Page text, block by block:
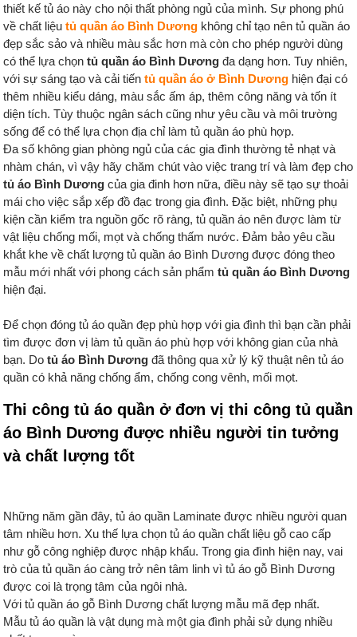
thiết kế tủ áo này cho nội thất phòng ngủ của mình. Sự phong phú
về chất liệutủ quần áo Bình Dương không chỉ tạo nên tủ quần áo
đẹp sắc sảo và nhiều màu sắc hơn mà còn cho phép người dùng
có thể lựa chọntủ quần áo Bình Dương đa dạng hơn. Tuy nhiên,
với sự sáng tạo và cải tiếntủ quần áo ở Bình Dương hiện đại có
thêm nhiều kiểu dáng, màu sắc ấm áp, thêm công năng và tốn ít
diện tích. Tùy thuộc ngân sách cũng như yêu cầu và môi trường
sống để có thể lựa chọn địa chỉ làm tủ quần áo phù hợp.
Đa số không gian phòng ngủ của các gia đình thường tẻ nhạt và
nhàm chán, vì vậy hãy chăm chút vào việc trang trí và làm đẹp cho
tủ áo Bình Dương của gia đinh hơn nữa, điều này sẽ tạo sự thoải
mái cho việc sắp xếp đồ đạc trong gia đình. Đặc biệt, những phụ
kiện cần kiểm tra nguồn gốc rõ ràng, tủ quần áo nên được làm từ
vật liệu chống mối, mọt và chống thấm nước. Đảm bảo yêu cầu
khắt khe về chất lượng tủ quần áo Bình Dương được đóng theo
mẫu mới nhất với phong cách sản phẩmtủ quần áo Bình Dương
hiện đại.
Để chọn đóng tủ áo quần đẹp phù hợp với gia đình thì bạn cần phải
tìm được đơn vị làm tủ quần áo phù hợp với không gian của nhà
bạn. Dotủ áo Bình Dương đã thông qua xử lý kỹ thuật nên tủ áo
quần có khả năng chống ẩm, chống cong vênh, mối mọt.
Thi công tủ áo quần ở đơn vị thi công tủ quần
áo Bình Dương được nhiều người tin tưởng
và chất lượng tốt
Những năm gần đây, tủ áo quần Laminate được nhiều người quan
tâm nhiều hơn. Xu thế lựa chọn tủ áo quần chất liệu gỗ cao cấp
như gỗ công nghiệp được nhập khẩu. Trong gia đình hiện nay, vai
trò của tủ quần áo càng trở nên tâm linh vì tủ áo gỗ Bình Dương
được coi là trọng tâm của ngôi nhà.
Với tủ quần áo gỗ Bình Dương chất lượng mẫu mã đẹp nhất.
Mẫu tủ áo quần là vật dụng mà một gia đình phải sử dụng nhiều